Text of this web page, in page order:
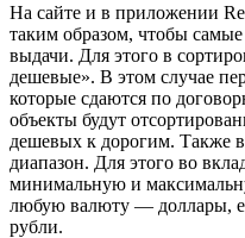
На сайте и в приложении
таким образом, чтобы
выдачи. Для этого в
дешевые». В этом случае
которые сдаются по
объекты будут
дешевых к дорогим. Также
диапазон. Для этого во
минимальную и
любую валюту — доллары,
рубли.